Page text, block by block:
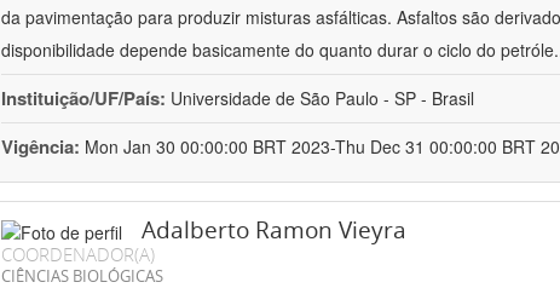
da pavimentação para produzir misturas asfálticas. Asfaltos são
disponibilidade depende basicamente do quanto durar o ciclo do petróle
Instituição/UF/País: Universidade de São Paulo - SP - Brasil
Vigência: Mon Jan 30 00:00:00 BRT 2023-Thu Dec 31 00:00:00 BRT
Adalberto Ramon Vieyra
COORDENADOR(A)
CIÊNCIAS BIOLÓGICAS